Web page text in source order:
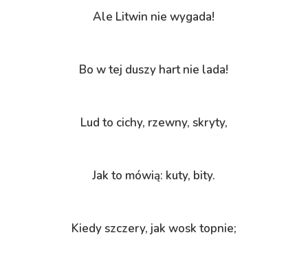
Ale Litwin nie wygada!
Bo w tej duszy hart nie lada!
Lud to cichy, rzewny, skryty,
Jak to mówią: kuty, bity.
Kiedy szczery, jak wosk topnie;